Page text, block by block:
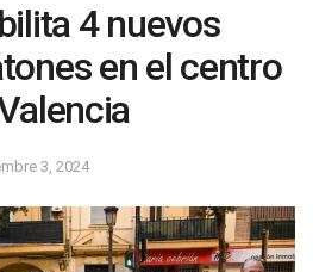
4 nuevos
en el centro
3, 2024